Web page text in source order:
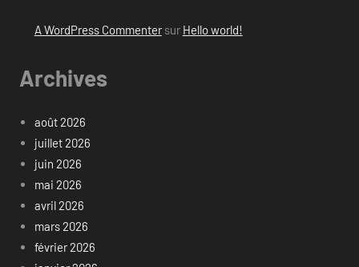
A WordPress Commentersur Hello world!
Archives
août 2026
juillet 2026
juin 2026
mai 2026
avril 2026
mars 2026
février 2026